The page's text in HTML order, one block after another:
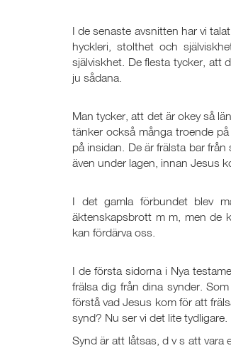
I de senaste avsnitten har vi
hyckleri, stolthet och
själviskhet. De flesta tycker, att
ju sådana.
Man tycker, att det är okey så
tänker också många troende
på insidan. De är frälsta bar
även under lagen, innan Jesus
I det gamla förbundet blev
äktenskapsbrott m m, men de
kan fördärva oss.
I de första sidorna i Nya
frälsa dig från dina synder.
förstå vad Jesus kom för att
synd? Nu ser vi det lite tydligare.
Synd är att låtsas, d v s att vara